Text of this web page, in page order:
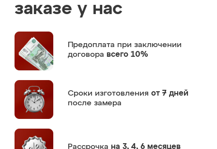
заказе у нас
Предоплата при заключении
договора всего 10%
Сроки изготовления от 7 дней
после замера
Рассрочка на 3, 4, 6 месяцев